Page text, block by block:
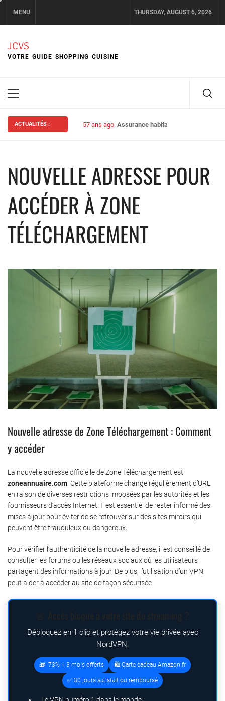
content
MENU THURSDAY, AUGUST 6, 2026
JCVS
VOTRE GUIDE SHOPPING CUISINE
Primary
ACTUALITÉS : 57 ans ago Assurance habitation : bien choisir
NOUVELLE ADRESSE POUR
ACCÉDER À ZONE
TÉLÉCHARGEMENT
Nouvelle adresse de Zone Téléchargement : Comment
y accéder
La nouvelle adresse officielle de Zone Téléchargement est
zoneannuaire.com . Cette plateforme change régulièrement d’URL
en raison de diverses restrictions imposées par les autorités et les
fournisseurs d’accès Internet. Il est essentiel de rester informé des
mises à jour pour éviter de se retrouver sur des sites miroirs qui
peuvent être frauduleux ou dangereux.
Pour vérifier l’authenticité de la nouvelle adresse, il est conseillé de
consulter les forums ou les réseaux sociaux où les utilisateurs
partagent des informations à jour. De plus, l’utilisation d’un VPN
peut aider à accéder au site de façon sécurisée.
Débloquez en 1 clic et protégez votre vie privée avec
NordVPN.
🎁 -73% + 3 mois offerts 🛍️ Carte cadeau Amazon.fr
✅ 30 jours satisfait ou remboursé